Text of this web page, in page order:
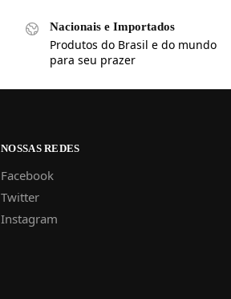
Nacionais e Importados
Produtos do Brasil e do mundo
para seu prazer
NOSSAS REDES
Facebook
Twitter
Instagram